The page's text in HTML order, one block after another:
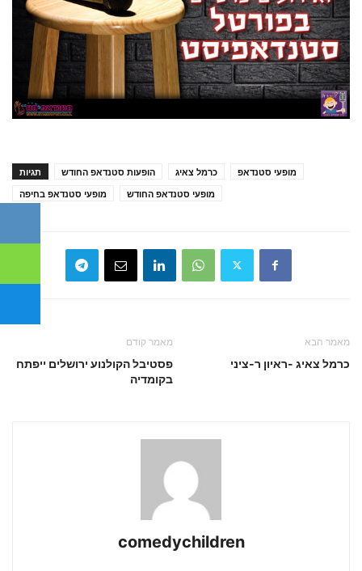
תגיות הופעות סטנדאפ החודש כרמל צאיג
מופעי סטנדאפ
מופעי סטנדאפ בחיפה
מופעי סטנדאפ החודש
מאמר קודם
פסטיבל הקולנוע ירושלים ייפתח
בקומדיה
מאמר הבא
כרמל צאיג -ראיון ר-ציני
comedychildren